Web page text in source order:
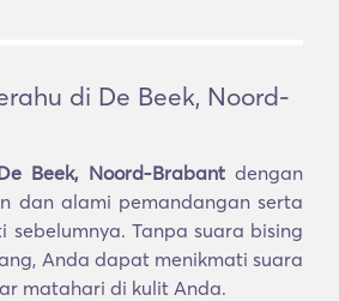
di De Beek, Noord-
Beek, Noord-Brabantdengan
dan alami pemandangan serta
sebelumnya. Tanpa suara bising
Anda dapat menikmati suara
matahari di kulit Anda.